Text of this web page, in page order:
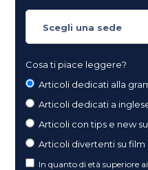
Cosa ti piace leggere?
Articoli dedicati alla
Articoli dedicati a
Articoli con tips e new
Articoli divertenti su film
In quanto di età superiore